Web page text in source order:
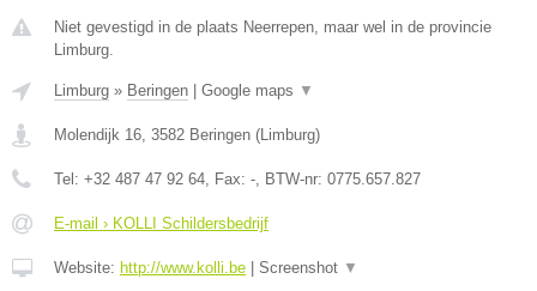
Niet gevestigd in de plaats Neerrepen, maar wel in de provincie
Limburg.
Limburg » Beringen Google maps ▼
Molendijk 16, 3582 Beringen (Limburg)
Tel: +32 487 47 92 64, Fax: -, BTW-nr: 0775.657.827
E-mail › KOLLI Schildersbedrijf
Website: http://www.kolli.be Screenshot ▼